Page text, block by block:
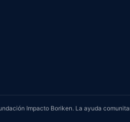
Impacto Boriken. La ayuda